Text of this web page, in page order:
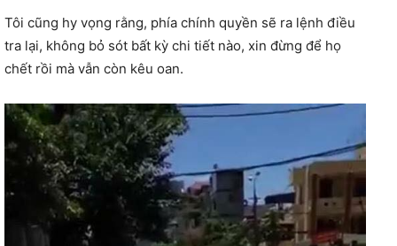
Tôi cũng hy vọng rằng, phía chính quyền sẽ ra lệnh điều
tra lại, không bỏ sót bất kỳ chi tiết nào, xin đừng để họ
chết rồi mà vẫn còn kêu oan.